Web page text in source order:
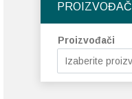
PROIZVOĐAČI
Proizvođači